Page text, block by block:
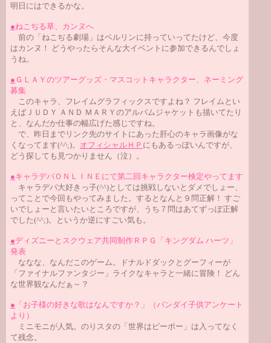
明日にはできるかな。
●ねこぢる草、カンヌへ
前の「ねこぢる劇場」はベルリンに持っていってたけど、今度
はカンヌ！ どうやったらそんな大イベントに参加できるんでしょ
うね。
● ＧＬＡＹのツアーグッズ・マスコットキャラクター、ネーミング
募集
このキャラ、フレイムグラフィックスですよね？ フレイムとい
えばＪＵＤＹ ＡＮＤ ＭＡＲＹのアルバムジャケットも描いてたり
と、なんだか仕事の幅広げた感じですね。
で、昨日までリンク先のサイトにあった肝心のキャラ画像がな
くなってます(^^;)。 オフィシャルＨＰ にもあるっぽいんですが、
どう探しても見つかりません（泣）。
●キャラデパＯＮＬＩＮＥにて第二回キャラクター検定やってます
キャラデパ大好きっ子(^^)としては挑戦しないとダメでしょー、
ってことで今回もやってみました。するとなんと９問正解！ すご
いでしょーと言いたいところですが、うち７問はあてずっぽ正解
でした(^^;)。というか逆にすごい気も。
●ディズニーとスクウェア共同制作ＲＰＧ「キングダム ハーツ」
発表
ななな、なんだこのゲーム。ドナルドダックとグーフィーが
「ファイナルファンタジー」ライクなキャラと一緒に冒険！ どん
な世界観なんだぁ～？
● 「お子様の好きな歌はなんですか？」（バンダイ子供アンケート
より）
ミニモニが人気。のりスタの「世界はピーポー」は入ってなく
て残念。